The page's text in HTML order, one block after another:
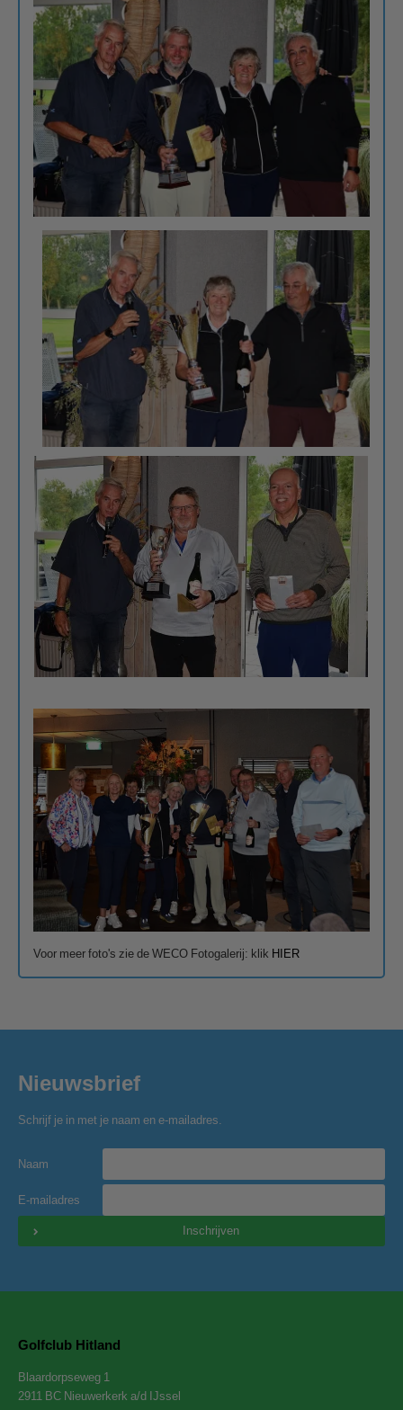
Voor meer foto's zie de WECO Fotogalerij: klik HIER
Nieuwsbrief
Schrijf je in met je naam en e-mailadres.
Naam
E-mailadres
Inschrijven
Golfclub Hitland
Blaardorpseweg 1
2911 BC Nieuwerkerk a/d IJssel